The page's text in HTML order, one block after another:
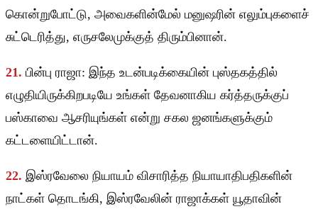
கொன்றுபோட்டு, அவைகளின்மேல் மனுஷரின் எலும்புகளைச்
சுட்டெரித்து, எருசலேமுக்குத் திரும்பினான்.
21. பின்பு ராஜா: இந்த உடன்படிக்கையின் புஸ்தகத்தில்
எழுதியிருக்கிறபடியே உங்கள் தேவனாகிய கர்த்தருக்குப்
பஸ்காவை ஆசரியுங்கள் என்று சகல ஜனங்களுக்கும்
கட்டளையிட்டான்.
22. இஸ்ரவேலை நியாயம் விசாரித்த நியாயாதிபதிகளின்
நாட்கள் தொடங்கி, இஸ்ரவேலின் ராஜாக்கள் யூதாவின்